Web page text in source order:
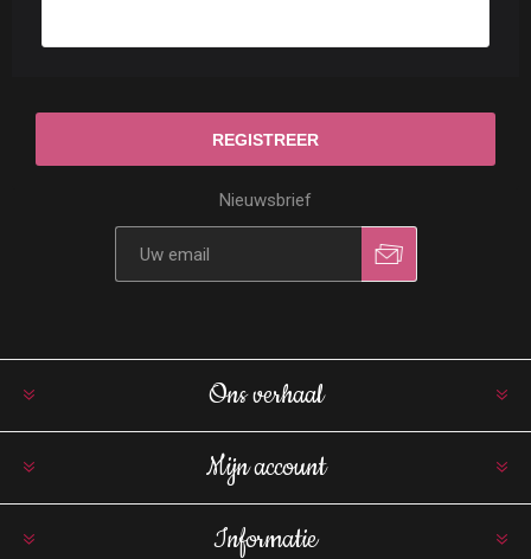
Nieuwsbrief
Ons verhaal
Mijn account
Informatie